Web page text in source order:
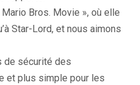
Bros. Movie », où elle
Star-Lord, et nous aimons
de sécurité des
et plus simple pour les